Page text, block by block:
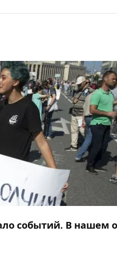
событий. В нашем